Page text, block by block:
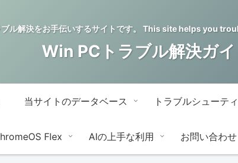
ル解決をお手伝いするサイトです。 This site helps you
Win PCトラブル解決ガイ
当サイトのデータベース トラブルシューテ
Flex AIの上手な利用 お問い合わせ